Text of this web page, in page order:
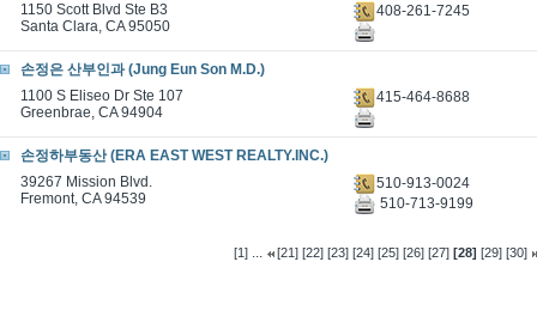
1150 Scott Blvd Ste B3
Santa Clara, CA 95050
408-261-7245
손정은 산부인과 (Jung Eun Son M.D.)
1100 S Eliseo Dr Ste 107
Greenbrae, CA 94904
415-464-8688
손정하부동산 (ERA EAST WEST REALTY.INC.)
39267 Mission Blvd.
Fremont, CA 94539
510-913-0024
510-713-9199
[1] ... [21] [22] [23] [24] [25] [26] [27] [28] [29] [30]